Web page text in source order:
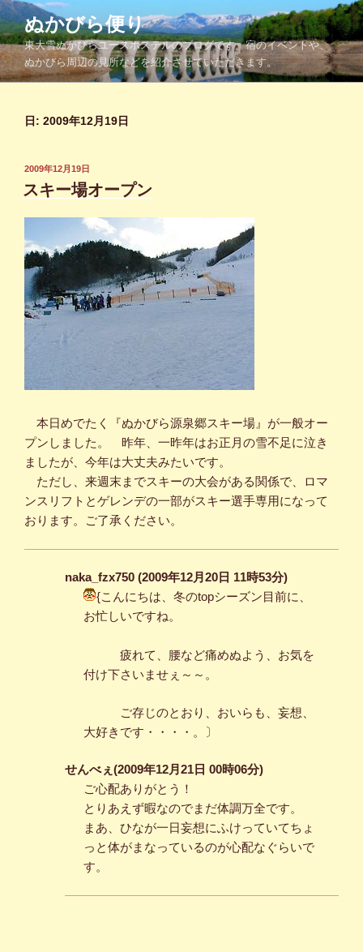
コ
ン
テ
ン
ツ
ぬかびら便り
東大雪ぬかびらユースホステルのブログです。宿のイベントや、
ぬかびら周辺の見所などを紹介させていただきます。
日: 2009年12月19日
投
稿
日:
2009年12月19日
スキー場オープン
本日めでたく『ぬかびら源泉郷スキー場』が一般オー
プンしました。 昨年、一昨年はお正月の雪不足に泣き
ましたが、今年は大丈夫みたいです。
ただし、来週末までスキーの大会がある関係で、ロマ
ンスリフトとゲレンデの一部がスキー選手専用になって
おります。ご了承ください。
naka_fzx750 (2009年12月20日 11時53分)
{こんにちは、冬のtopシーズン目前に、
お忙しいですね。
疲れて、腰など痛めぬよう、お気を
付け下さいませぇ～～。
ご存じのとおり、おいらも、妄想、
大好きです・・・・。〕
せんべぇ(2009年12月21日 00時06分)
ご心配ありがとう！
とりあえず暇なのでまだ体調万全です。
まあ、ひなが一日妄想にふけっていてちょ
っと体がまなっているのが心配なぐらいで
す。